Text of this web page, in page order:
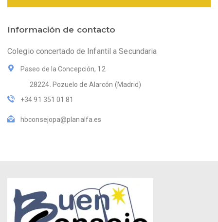
Información de contacto
Colegio concertado de Infantil a Secundaria
Paseo de la Concepción, 12
28224. Pozuelo de Alarcón (Madrid)
+34 91 351 01 81
hbconsejopa@planalfa.es